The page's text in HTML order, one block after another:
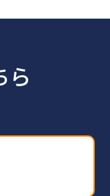
ら